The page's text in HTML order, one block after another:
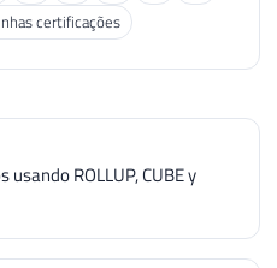
certificações
ROLLUP, CUBE y